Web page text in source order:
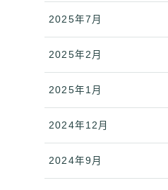
2025年7月
2025年2月
2025年1月
2024年12月
2024年9月